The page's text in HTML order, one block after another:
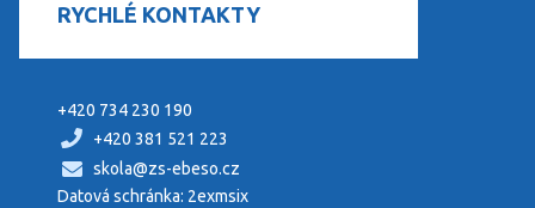
RYCHLÉ KONTAKTY
+420 734 230 190
+420 381 521 223
skola@zs-ebeso.cz
Datová schránka: 2exmsix